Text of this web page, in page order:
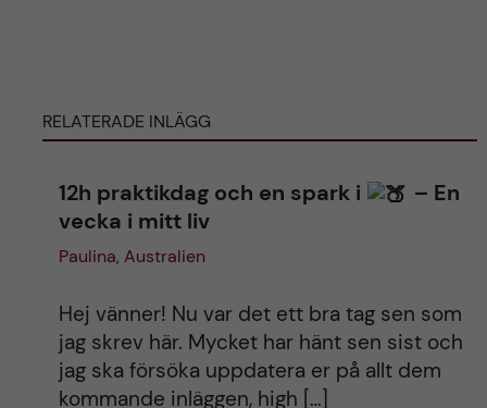
RELATERADE INLÄGG
12h praktikdag och en spark i
– En
vecka i mitt liv
Paulina, Australien
Hej vänner! Nu var det ett bra tag sen som
jag skrev här. Mycket har hänt sen sist och
jag ska försöka uppdatera er på allt dem
kommande inläggen, high […]